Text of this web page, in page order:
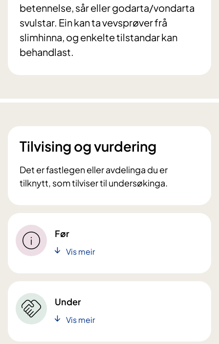
betennelse, sår eller godarta/vondarta
svulstar. Ein kan ta vevsprøver frå
slimhinna, og enkelte tilstandar kan
behandlast.
Tilvising og vurdering
Det er fastlegen eller avdelinga du er
tilknytt, som tilviser til undersøkinga.
Før
Vis meir
Under
Vis meir